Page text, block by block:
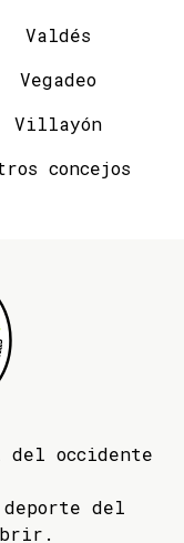
Valdés
Vegadeo
Villayón
concejos
occidente
del